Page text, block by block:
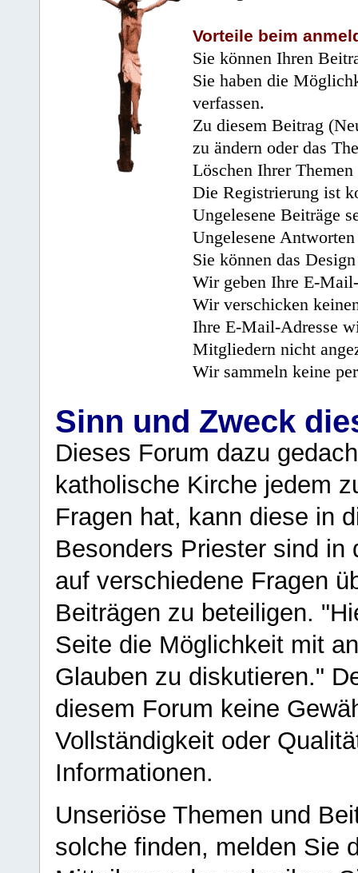
Vorteile beim
Sie können Ihren
Sie haben die
verfassen.
Zu diesem Beitrag
zu ändern oder das
Löschen Ihrer
Die Registrierung ist
Ungelesene Beiträge
Ungelesene
Sie können das
Wir geben Ihre E-
Wir verschicken
Ihre E-Mail-Adresse
Mitgliedern nicht
Wir sammeln keine
Sinn und Zweck
Dieses Forum dazu
katholische Kirche jedem
Fragen hat, kann diese in
Besonders Priester sind in
auf verschiedene Fragen
Beiträgen zu beteiligen.
Seite die Möglichkeit mit
Glauben zu diskutieren."
diesem Forum keine
Vollständigkeit oder
Informationen.
Unseriöse Themen und
solche finden, melden Sie